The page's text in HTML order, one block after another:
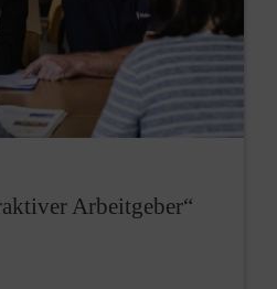
Arbeitgeber“